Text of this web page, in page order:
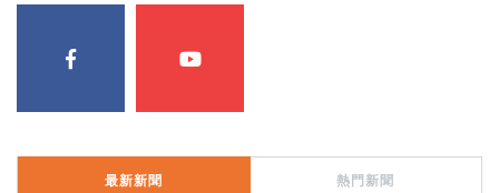
最新新聞 熱門新聞